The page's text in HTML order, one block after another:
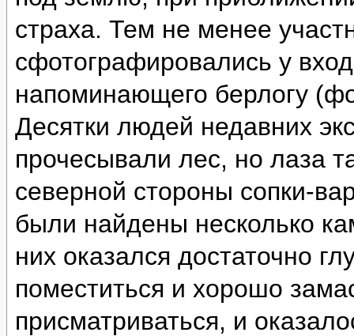
страха. Тем не менее
сфотографировались у
напоминающего берлогу
Десятки людей недавних
прочесывали лес, но лаза
северной стороны сопки-
были найдены несколько
них оказался достаточно
поместиться и хорошо
присматриваться, и